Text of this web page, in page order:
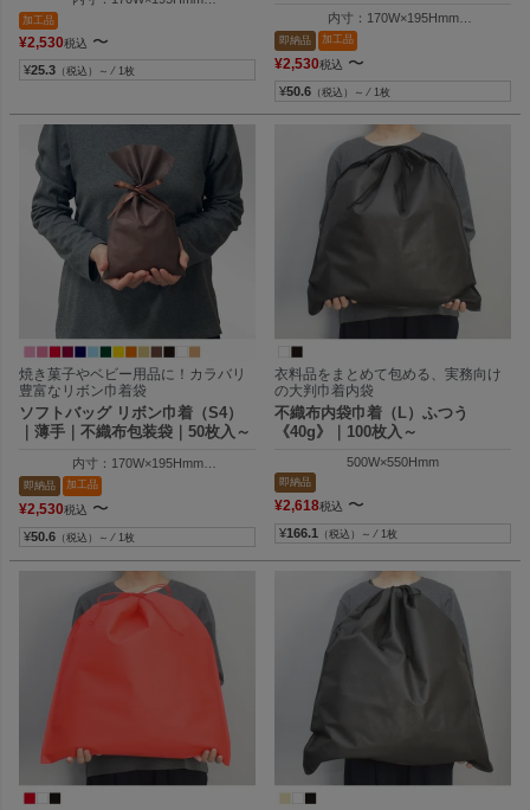
加工品
¥2,530税込 〜
¥25.3 （税込）～ ⁄ 1枚
内寸：170W×195Hmm
外寸：170W×300Hmm
即納品 加工品
¥2,530税込 〜
¥50.6 （税込）～ ⁄ 1枚
焼き菓子やベビー用品に！カラバリ
豊富なリボン巾着袋
ソフトバッグ リボン巾着（S4）
｜薄手｜不織布包装袋｜50枚入～
内寸：170W×195Hmm
外寸：170W×300Hmm
即納品 加工品
¥2,530税込 〜
¥50.6 （税込）～ ⁄ 1枚
衣料品をまとめて包める、実務向け
の大判巾着内袋
不織布内袋巾着（L）ふつう
《40g》｜100枚入～
500W×550Hmm
即納品
¥2,618税込 〜
¥166.1 （税込）～ ⁄ 1枚